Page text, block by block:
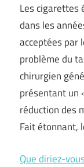
Les cigarettes
dans les
acceptées par
problème du
chirurgien
présentant un
réduction des
Fait étonnant,
Que diriez-